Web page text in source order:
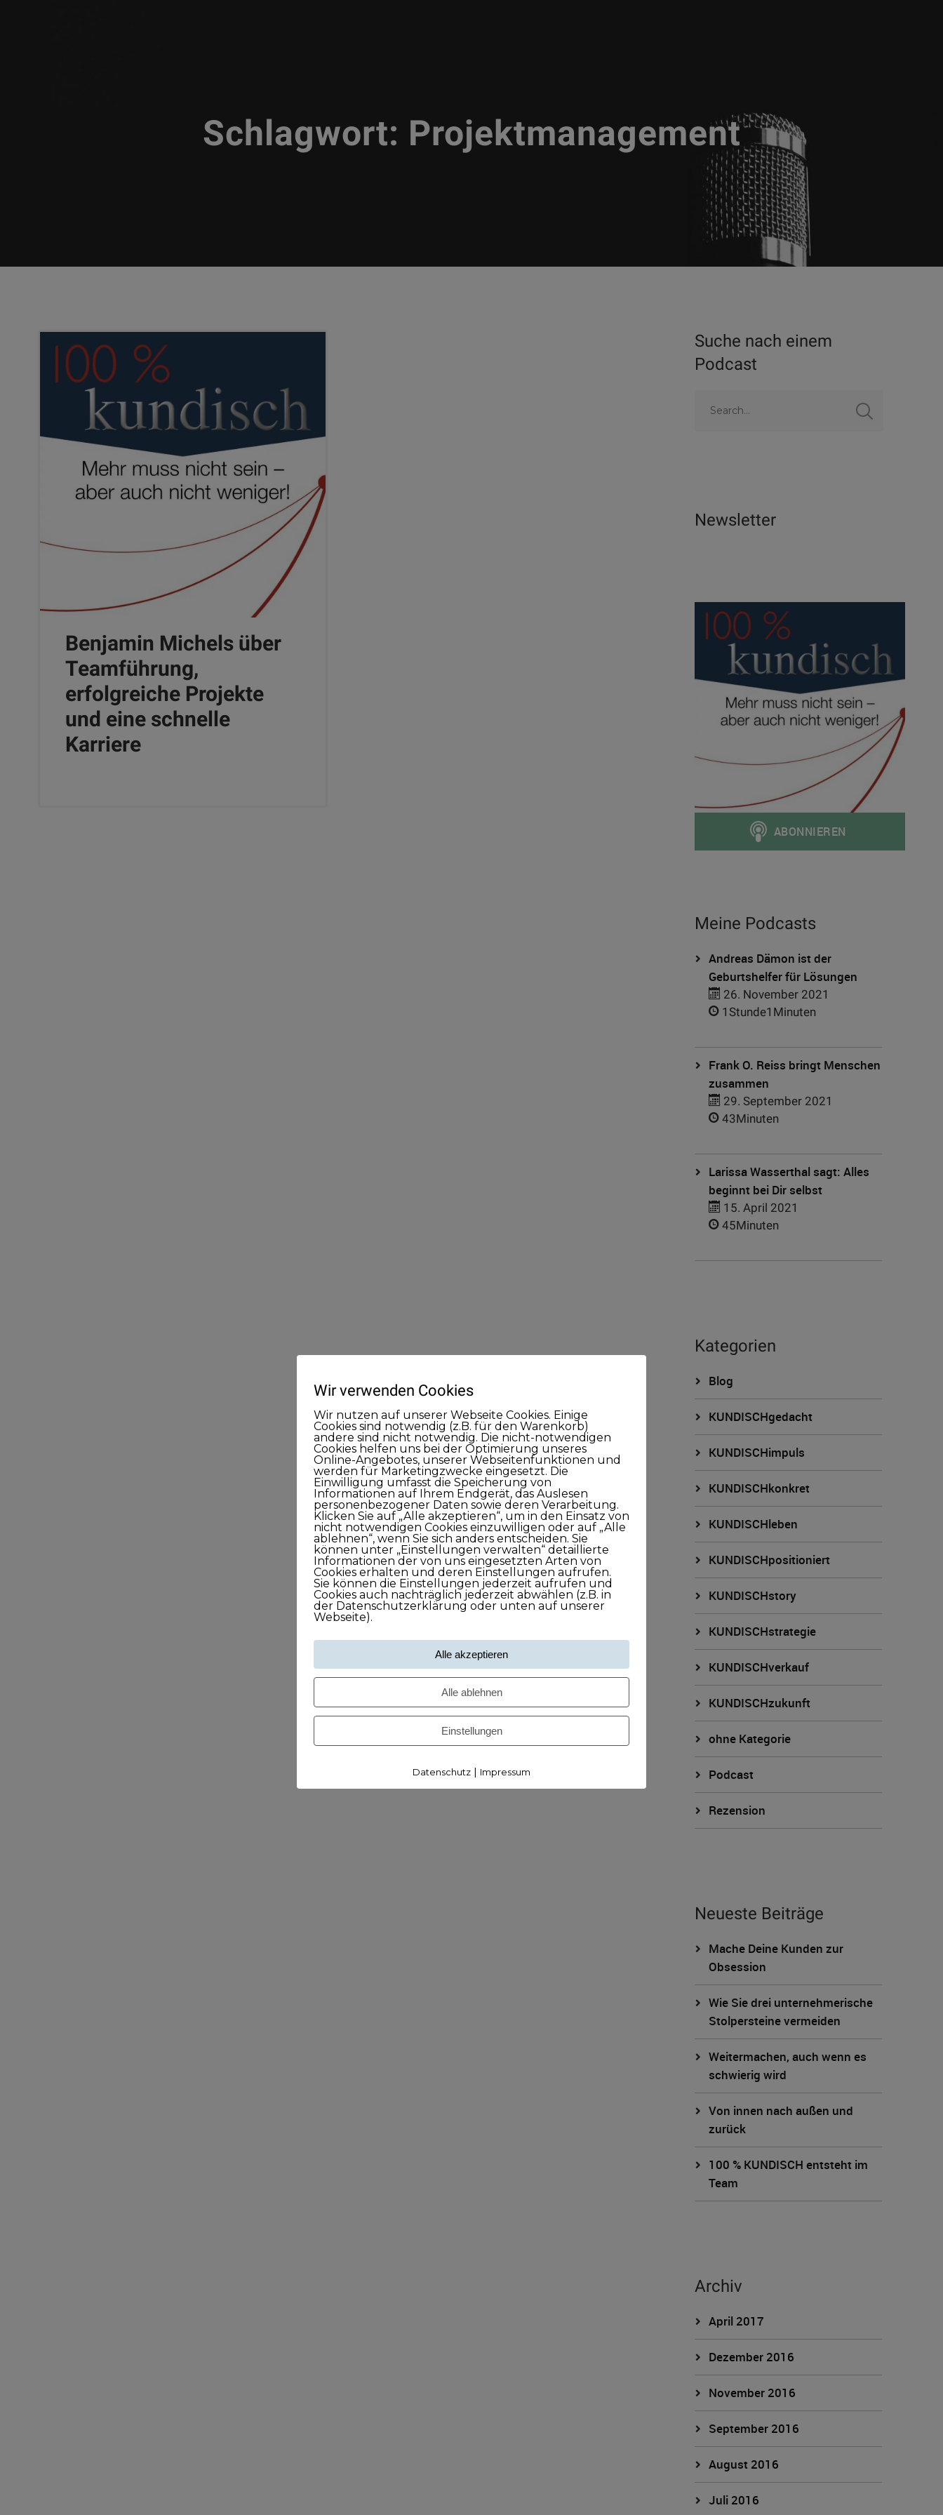
Schlagwort: Projektmanagement
Benjamin Michels über
Teamführung,
erfolgreiche Projekte
und eine schnelle
Karriere
Suche nach einem
Podcast
Newsletter
Meine Podcasts
Andreas Dämon ist der
Geburtshelfer für Lösungen
26. November 2021
1Stunde1Minuten
Frank O. Reiss bringt Menschen
zusammen
29. September 2021
43Minuten
Larissa Wasserthal sagt: Alles
beginnt bei Dir selbst
15. April 2021
45Minuten
Kategorien
Blog
KUNDISCHgedacht
KUNDISCHimpuls
KUNDISCHkonkret
KUNDISCHleben
KUNDISCHpositioniert
KUNDISCHstory
KUNDISCHstrategie
KUNDISCHverkauf
KUNDISCHzukunft
ohne Kategorie
Podcast
Rezension
Neueste Beiträge
Mache Deine Kunden zur
Obsession
Wie Sie drei unternehmerische
Stolpersteine vermeiden
Weitermachen, auch wenn es
schwierig wird
Von innen nach außen und
zurück
100 % KUNDISCH entsteht im
Team
Archiv
April 2017
Dezember 2016
November 2016
September 2016
August 2016
Juli 2016
Wir verwenden Cookies
Wir nutzen auf unserer Webseite Cookies. Einige
Cookies sind notwendig (z.B. für den Warenkorb)
andere sind nicht notwendig. Die nicht-notwendigen
Cookies helfen uns bei der Optimierung unseres
Online-Angebotes, unserer Webseitenfunktionen und
werden für Marketingzwecke eingesetzt. Die
Einwilligung umfasst die Speicherung von
Informationen auf Ihrem Endgerät, das Auslesen
personenbezogener Daten sowie deren Verarbeitung.
Klicken Sie auf „Alle akzeptieren“, um in den Einsatz von
nicht notwendigen Cookies einzuwilligen oder auf „Alle
ablehnen“, wenn Sie sich anders entscheiden. Sie
können unter „Einstellungen verwalten“ detaillierte
Informationen der von uns eingesetzten Arten von
Cookies erhalten und deren Einstellungen aufrufen.
Sie können die Einstellungen jederzeit aufrufen und
Cookies auch nachträglich jederzeit abwählen (z.B. in
der Datenschutzerklärung oder unten auf unserer
Webseite).
Alle akzeptieren
Alle ablehnen
Einstellungen
Datenschutz | Impressum